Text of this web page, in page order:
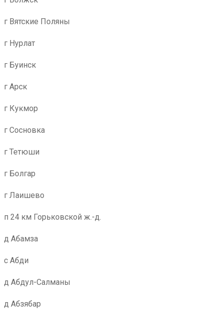
г Вятские Поляны
г Нурлат
г Буинск
г Арск
г Кукмор
г Сосновка
г Тетюши
г Болгар
г Лаишево
п 24 км Горьковской ж.-д.
д Абамза
с Абди
д Абдул-Салманы
д Абзябар